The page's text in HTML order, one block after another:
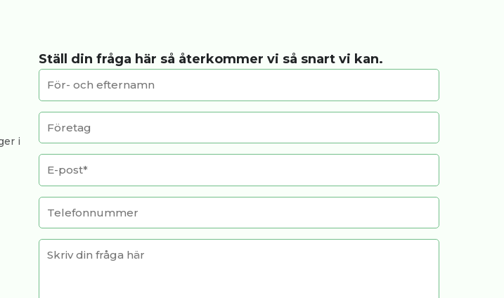
i
Ställ din fråga här så återkommer vi så snart vi kan.